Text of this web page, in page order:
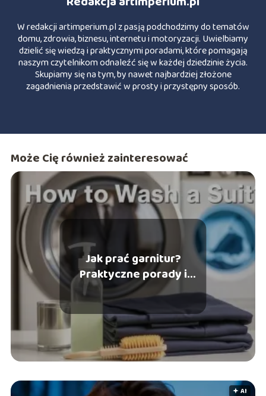
W redakcji artimperium.pl z pasją podchodzimy do tematów
domu, zdrowia, biznesu, internetu i motoryzacji. Uwielbiamy
dzielić się wiedzą i praktycznymi poradami, które pomagają
naszym czytelnikom odnaleźć się w każdej dziedzinie życia.
Skupiamy się na tym, by nawet najbardziej złożone
zagadnienia przedstawić w prosty i przystępny sposób.
Może Cię również zainteresować
Jak prać garnitur?
Praktyczne porady i
wskazówki
🟅 AI